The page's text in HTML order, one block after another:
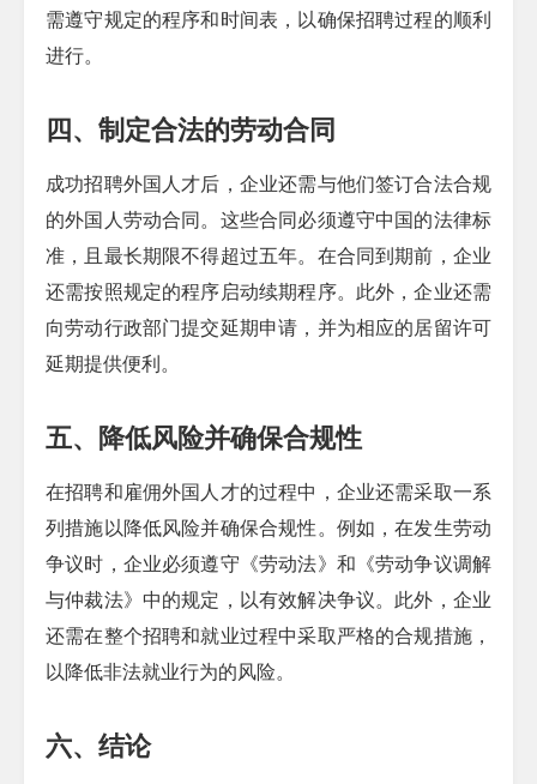
需遵守规定的程序和时间表，以确保招聘过程的顺利
进行。
四、制定合法的劳动合同
成功招聘外国人才后，企业还需与他们签订合法合规
的外国人劳动合同。这些合同必须遵守中国的法律标
准，且最长期限不得超过五年。在合同到期前，企业
还需按照规定的程序启动续期程序。此外，企业还需
向劳动行政部门提交延期申请，并为相应的居留许可
延期提供便利。
五、降低风险并确保合规性
在招聘和雇佣外国人才的过程中，企业还需采取一系
列措施以降低风险并确保合规性。例如，在发生劳动
争议时，企业必须遵守《劳动法》和《劳动争议调解
与仲裁法》中的规定，以有效解决争议。此外，企业
还需在整个招聘和就业过程中采取严格的合规措施，
以降低非法就业行为的风险。
六、结论